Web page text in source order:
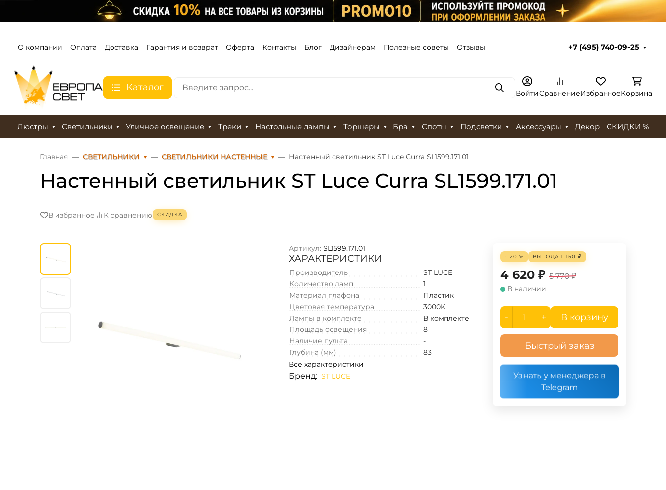
О компании Оплата Доставка Гарантия и возврат Оферта Контакты Блог Дизайнерам Полезные советы Отзывы +7 (495) 740-09-25
Каталог ПоискВойтиСравнениеИзбранноеКорзина
Люстры Светильники Уличное освещение Треки Настольные лампы Торшеры Бра Споты Подсветки Аксессуары Декор СКИДКИ %
Главная СВЕТИЛЬНИКИ СВЕТИЛЬНИКИ НАСТЕННЫЕ Настенный светильник ST Luce Curra SL1599.171.01
Настенный светильник ST Luce Curra SL1599.171.01
В избранное К сравнению СКИДКА
Артикул: SL1599.171.01
ХАРАКТЕРИСТИКИ
Производитель
ST LUCE
Количество ламп
1
Материал плафона
Пластик
Цветовая температура
3000K
Лампы в комплекте
В комплекте
Площадь освещения
8
Наличие пульта
-
Глубина (мм)
83
Все характеристики
Бренд: ST LUCE
- 20 % ВЫГОДА1 150 ₽
4 620 ₽ 5 770 ₽
В наличии
- + В корзину
Быстрый заказ
Узнать у менеджера в
Telegram